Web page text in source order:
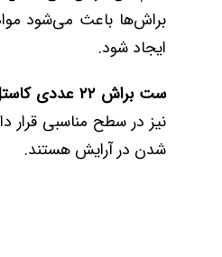
براش‌ها باعث می‌شود
ایجاد شود.
ست براش ۲۲ عددی کاستل
نیز در سطح مناسبی قرار
شدن در آرایش هستند.